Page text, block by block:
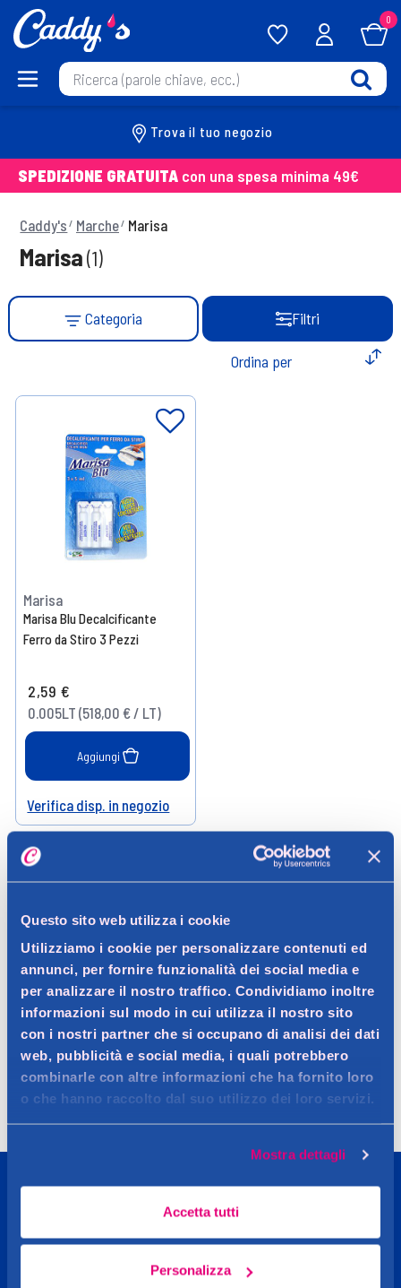
Questo sito web utilizza i cookie
Utilizziamo i cookie per personalizzare contenuti ed
annunci, per fornire funzionalità dei social media e
per analizzare il nostro traffico. Condividiamo inoltre
informazioni sul modo in cui utilizza il nostro sito
con i nostri partner che si occupano di analisi dei dati
web, pubblicità e social media, i quali potrebbero
combinarle con altre informazioni che ha fornito loro
o che hanno raccolto dal suo utilizzo dei loro servizi.
Mostra dettagli
Accetta tutti
Personalizza
0
Trova il tuo negozio
SPEDIZIONE GRATUITA con una spesa minima 49€
Caddy's Marche Marisa
Marisa(1)
Categoria Filtri
Marisa
Marisa Blu Decalcificante
Ferro da Stiro 3 Pezzi
2,59 €
0.005LT (518,00 € / LT)
Aggiungi
Help
Verifica disp. in negozio
Spedizione Resi Contattaci Faq
OGGI MI VOGLIO BENE